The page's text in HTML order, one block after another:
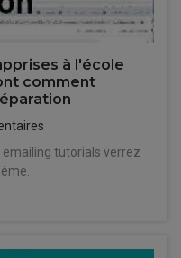
à l'école
comment
emailing tutorials verrez